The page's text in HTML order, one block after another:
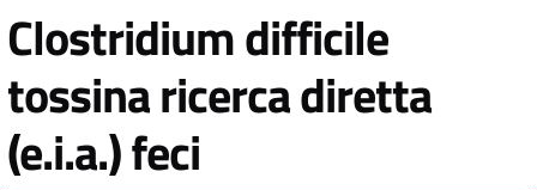
Clostridium difficile
tossina ricerca diretta
(e.i.a.) feci